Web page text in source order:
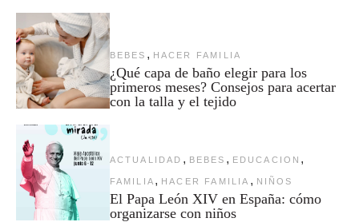
BEBES , HACER FAMILIA
¿Qué capa de baño elegir para los
primeros meses? Consejos para acertar
con la talla y el tejido
ACTUALIDAD , BEBES , EDUCACION ,
FAMILIA , HACER FAMILIA , NIÑOS
El Papa León XIV en España: cómo
organizarse con niños